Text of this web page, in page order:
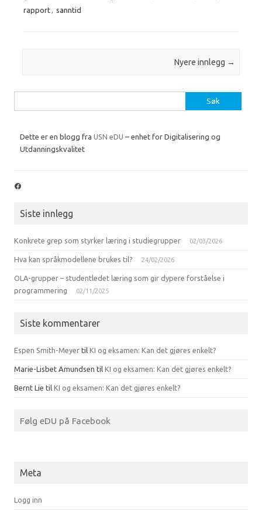
rapport, sanntid
Nyere innlegg →
etter:
Dette er en blogg fra USN eDU – enhet for Digitalisering og
Utdanningskvalitet
Facebook
Siste innlegg
Konkrete grep som styrker læring i studiegrupper 02/03/2026
Hva kan språkmodellene brukes til? 24/02/2026
OLA-grupper – studentledet læring som gir dypere forståelse i
programmering
02/11/2025
Siste kommentarer
Espen Smith-Meyer til KI og eksamen: Kan det gjøres enkelt?
Marie-Lisbet Amundsen til KI og eksamen: Kan det gjøres enkelt?
Bernt Lie til KI og eksamen: Kan det gjøres enkelt?
Følg eDU på Facebook
Meta
Logg inn